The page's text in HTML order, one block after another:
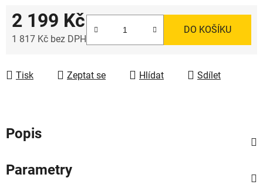
2 199 Kč
1 817 Kč bez DPH
DO KOŠÍKU
Tisk Zeptat se Hlídat Sdílet
Popis
Parametry